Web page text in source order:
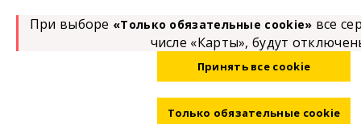
При выборе «Только обязательные cookie» все
числе «Карты», будут
Принять все cookie
Только обязательные cookie